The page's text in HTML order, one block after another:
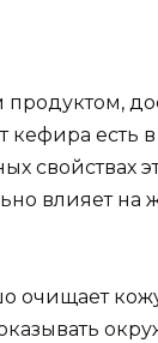
кефира есть
свойствах
влияет
очищает